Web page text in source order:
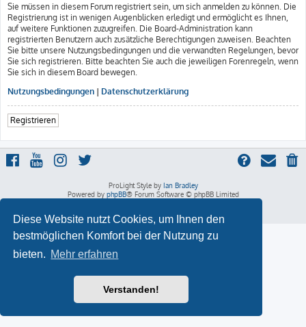
Diese Website nutzt Cookies, um Ihnen den
bestmöglichen Komfort bei der Nutzung zu
bieten. Mehr erfahren
Verstanden!
Sie müssen in diesem Forum registriert sein, um sich anmelden zu können. Die
Registrierung ist in wenigen Augenblicken erledigt und ermöglicht es Ihnen,
auf weitere Funktionen zuzugreifen. Die Board-Administration kann
registrierten Benutzern auch zusätzliche Berechtigungen zuweisen. Beachten
Sie bitte unsere Nutzungsbedingungen und die verwandten Regelungen, bevor
Sie sich registrieren. Bitte beachten Sie auch die jeweiligen Forenregeln, wenn
Sie sich in diesem Board bewegen.
Nutzungsbedingungen | Datenschutzerklärung
Registrieren
ProLight Style by Ian Bradley
Powered by phpBB® Forum Software © phpBB Limited